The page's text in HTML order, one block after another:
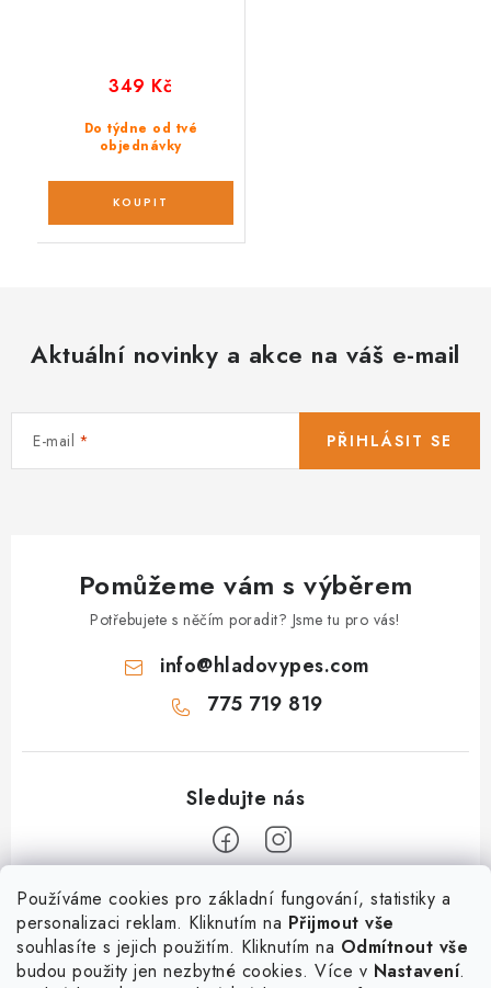
Používáme cookies pro základní fungování, statistiky a
personalizaci reklam. Kliknutím na Přijmout vše
souhlasíte s jejich použitím. Kliknutím na Odmítnout vše
budou použity jen nezbytné cookies. Více v Nastavení.
Do týdne od tvé
objednávky
349 Kč
Aktuální novinky a akce na váš e-mail
E-mail PŘIHLÁSIT SE
Pomůžeme vám s výběrem
Potřebujete s něčím poradit? Jsme tu pro vás!
info@hladovypes.com
775 719 819
Informace